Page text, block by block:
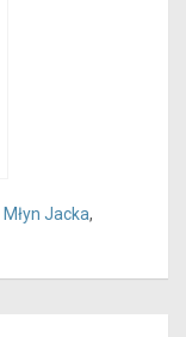
Młyn Jacka,